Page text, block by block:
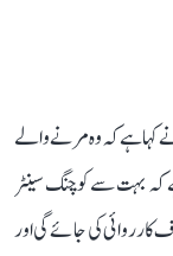
کہا ہے کہ وہ مرنے والے
کہ بہت سے کوچنگ سینٹر
کارروائی کی جائے گی اور